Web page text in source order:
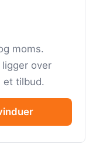
moms.
ligger over
et tilbud.